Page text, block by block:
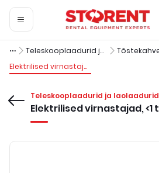
Teleskooplaadurid ja laolaadurid
Elektrilised virnastajad, <1 t
Teleskooplaadurid ja laolaadurid
Elektrilised virnastajad, <1 t